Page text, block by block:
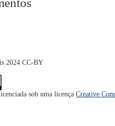
2024 CC-BY
sob uma licençaCreative